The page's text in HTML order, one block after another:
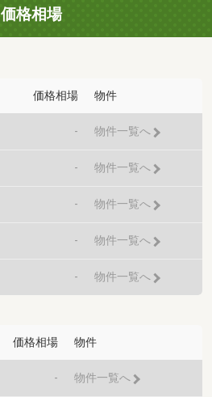
価格相場
価格相場 物件
- 物件一覧へ
- 物件一覧へ
- 物件一覧へ
- 物件一覧へ
- 物件一覧へ
価格相場 物件
- 物件一覧へ